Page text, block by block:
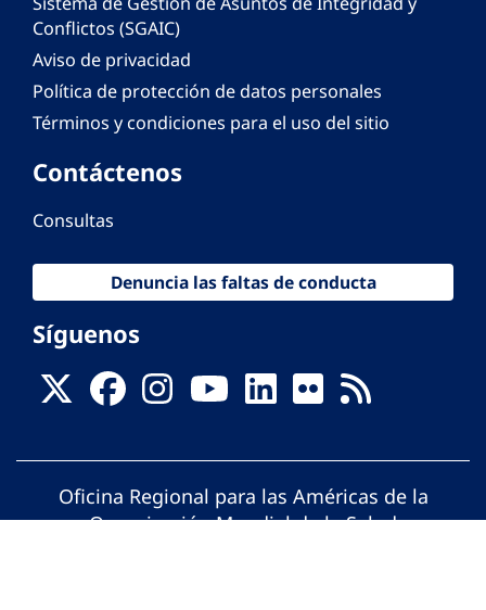
Conflictos (SGAIC)
Aviso de privacidad
Política de protección de datos personales
Términos y condiciones para el uso del sitio
Contáctenos
Consultas
Denuncia las faltas de conducta
Síguenos
Oficina Regional para las Américas de la
Organización Mundial de la Salud